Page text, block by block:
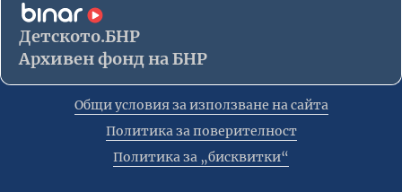
Детското.БНР
Архивен фонд на БНР
Общи условия за използване на сайта
Политика за поверителност
Политика за „бисквитки“